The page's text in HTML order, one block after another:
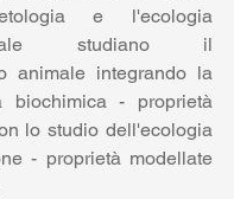
e l'ecologia
studiano il
animale integrando la
- proprietà
lo studio dell'ecologia
- proprietà modellate